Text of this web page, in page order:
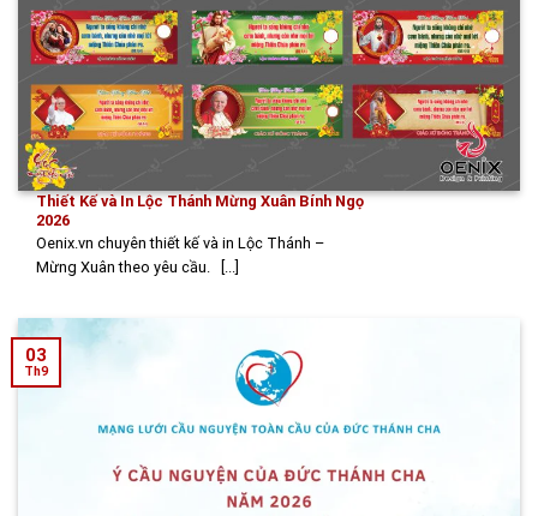
Thiết Kế và In Lộc Thánh Mừng Xuân Bính Ngọ
2026
Oenix.vn chuyên thiết kế và in Lộc Thánh –
Mừng Xuân theo yêu cầu. [...]
03
Th9